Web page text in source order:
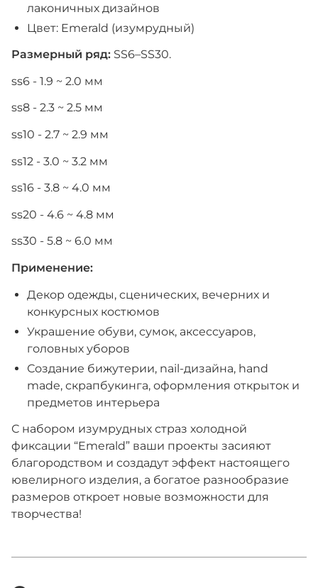
лаконичных дизайнов
Цвет: Emerald (изумрудный)
Размерный ряд: SS6–SS30.
ss6 - 1.9 ~ 2.0 мм
ss8 - 2.3 ~ 2.5 мм
ss10 - 2.7 ~ 2.9 мм
ss12 - 3.0 ~ 3.2 мм
ss16 - 3.8 ~ 4.0 мм
ss20 - 4.6 ~ 4.8 мм
ss30 - 5.8 ~ 6.0 мм
Применение:
Декор одежды, сценических, вечерних и
конкурсных костюмов
Украшение обуви, сумок, аксессуаров,
головных уборов
Создание бижутерии, nail-дизайна, hand
made, скрапбукинга, оформления открыток и
предметов интерьера
С набором изумрудных страз холодной
фиксации “Emerald” ваши проекты засияют
благородством и создадут эффект настоящего
ювелирного изделия, а богатое разнообразие
размеров откроет новые возможности для
творчества!